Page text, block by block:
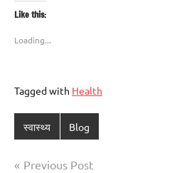
Like this:
Loading...
Tagged with Health
स्वास्थ्य Blog
Previous Post